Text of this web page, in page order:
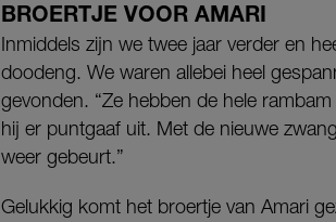
BROERTJE VOOR AMARI
Inmiddels zijn we twee jaar verder en
doodeng. We waren allebei heel
gevonden. “Ze hebben de hele
hij er puntgaaf uit. Met de nieuwe
weer gebeurt.”
Gelukkig komt het broertje van Amari